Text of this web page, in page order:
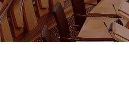
Искусственный интеллект (ИИ)
проектирование, разработка и
Программно-аппаратные
ПРОЕКТЫ
КОМПАНИЯ
Социальная ответственность
Партнеры ICL
Карьера
ПРЕСС-ЦЕНТР